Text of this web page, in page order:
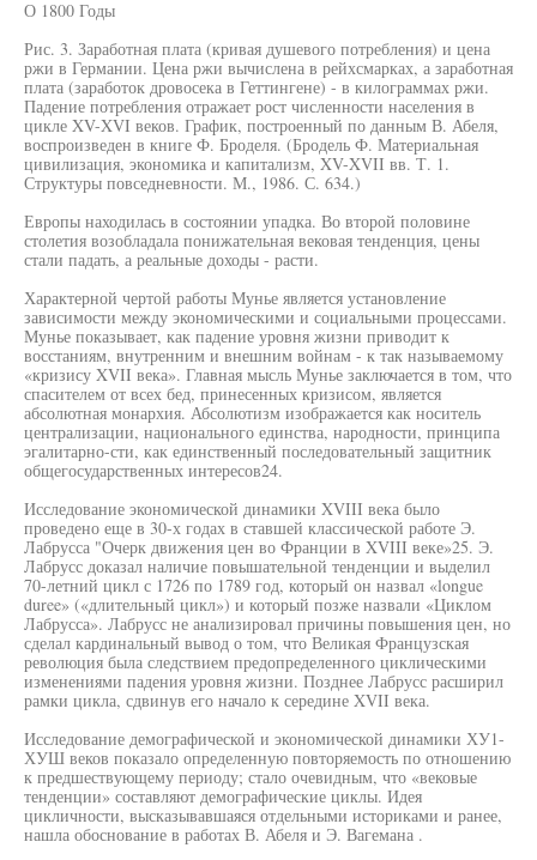
О 1800 Годы
Рис. 3. Заработная плата (кривая душевого потребления) и цена
ржи в Германии. Цена ржи вычислена в рейхсмарках, а заработная
плата (заработок дровосека в Геттингене) - в килограммах ржи.
Падение потребления отражает рост численности населения в
цикле XV-XVI веков. График, построенный по данным В. Абеля,
воспроизведен в книге Ф. Броделя. (Бродель Ф. Материальная
цивилизация, экономика и капитализм, XV-XVII вв. Т. 1.
Структуры повседневности. М., 1986. С. 634.)
Европы находилась в состоянии упадка. Во второй половине
столетия возобладала понижательная вековая тенденция, цены
стали падать, а реальные доходы - расти.
Характерной чертой работы Мунье является установление
зависимости между экономическими и социальными процессами.
Мунье показывает, как падение уровня жизни приводит к
восстаниям, внутренним и внешним войнам - к так называемому
«кризису XVII века». Главная мысль Мунье заключается в том, что
спасителем от всех бед, принесенных кризисом, является
абсолютная монархия. Абсолютизм изображается как носитель
централизации, национального единства, народности, принципа
эгалитарно-сти, как единственный последовательный защитник
общегосударственных интересов24.
Исследование экономической динамики XVIII века было
проведено еще в 30-х годах в ставшей классической работе Э.
Лабрусса "Очерк движения цен во Франции в XVIII веке»25. Э.
Лабрусс доказал наличие повышательной тенденции и выделил
70-летний цикл с 1726 по 1789 год, который он назвал «longue
duree» («длительный цикл») и который позже назвали «Циклом
Лабрусса». Лабрусс не анализировал причины повышения цен, но
сделал кардинальный вывод о том, что Великая Французская
революция была следствием предопределенного циклическими
изменениями падения уровня жизни. Позднее Лабрусс расширил
рамки цикла, сдвинув его начало к середине XVII века.
Исследование демографической и экономической динамики ХУ1-
ХУШ веков показало определенную повторяемость по отношению
к предшествующему периоду; стало очевидным, что «вековые
тенденции» составляют демографические циклы. Идея
цикличности, высказывавшаяся отдельными историками и ранее,
нашла обоснование в работах В. Абеля и Э. Вагемана .